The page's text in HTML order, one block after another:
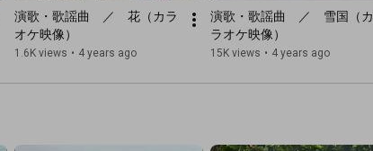
演歌・歌謡曲　／　花（カラ
オケ映像）
1.6K views • 4 years ago
演歌・歌謡曲　／　雪国（カ
ラオケ映像）
15K views • 4 years ago